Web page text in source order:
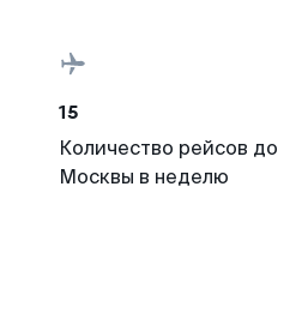
15
Количество рейсов до
Москвы в неделю